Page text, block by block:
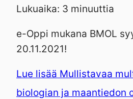
Lukuaika: 3 minuuttia
e-Oppi mukana BMOL
20.11.2021!
Lue lisää Mullistavaa
biologian ja maantiedon